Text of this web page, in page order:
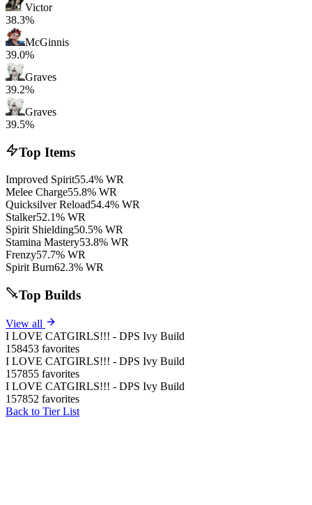
Victor
38.3%
McGinnis
39.0%
Graves
39.2%
Graves
39.5%
Top Items
Improved Spirit55.4% WR
Melee Charge55.8% WR
Quicksilver Reload54.4% WR
Stalker52.1% WR
Spirit Shielding50.5% WR
Stamina Mastery53.8% WR
Frenzy57.7% WR
Spirit Burn62.3% WR
Top Builds
View all
I LOVE CATGIRLS!!! - DPS Ivy Build
158453 favorites
I LOVE CATGIRLS!!! - DPS Ivy Build
157855 favorites
I LOVE CATGIRLS!!! - DPS Ivy Build
157852 favorites
Back to Tier List